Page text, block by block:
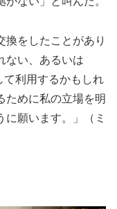
換をしたことがあり
ない、あるいは
て利用するかもしれ
ために私の立場を明
に願います。」（ミ